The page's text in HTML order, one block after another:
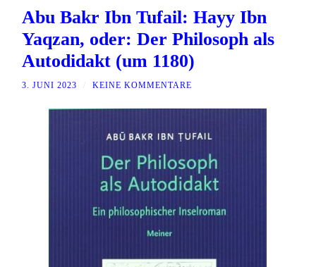
Abu Bakr Ibn Tufail: Hayy Ibn
Yaqzan, oder: Der Philosoph als
Autodidakt (um 1180)
3. JUNI 2023 KEINE KOMMENTARE